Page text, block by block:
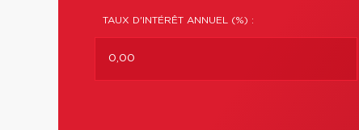
TAUX D'INTÉRÊT ANNUEL (%) :